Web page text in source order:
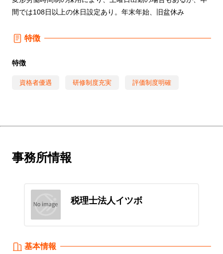
間では108日以上の休日設定あり。年末年始、旧盆休み
特徴
特徴
資格者優遇 研修制度充実 評価制度明確
事務所情報
税理士法人イツボ
基本情報